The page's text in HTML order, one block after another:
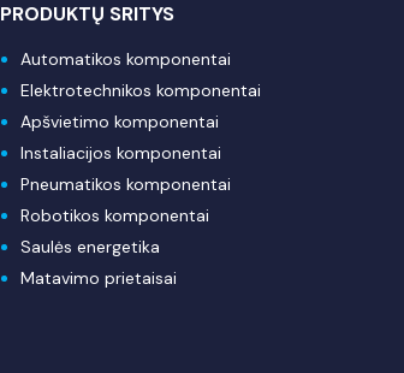
PRODUKTŲ SRITYS
Automatikos komponentai
Elektrotechnikos komponentai
Apšvietimo komponentai
Instaliacijos komponentai
Pneumatikos komponentai
Robotikos komponentai
Saulės energetika
Matavimo prietaisai